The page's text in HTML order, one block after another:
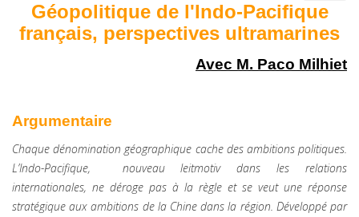
Géopolitique de l'Indo-Pacifique
français, perspectives ultramarines
Avec M. Paco Milhiet
Argumentaire
Chaque dénomination géographique cache des ambitions politiques.
L’Indo-Pacifique, nouveau leitmotiv dans les relations
internationales, ne déroge pas à la règle et se veut une réponse
stratégique aux ambitions de la Chine dans la région. Développé par